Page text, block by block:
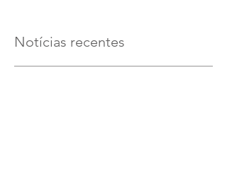
Notícias recentes